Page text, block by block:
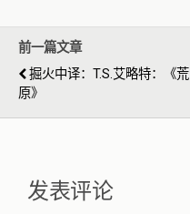
前一篇文章
掘火中译：T.S.艾略特：《荒
原》
发表评论